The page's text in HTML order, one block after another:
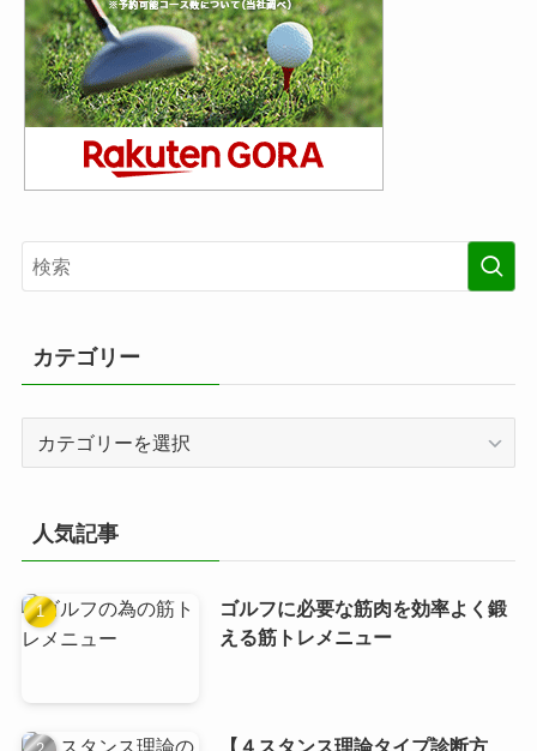
カテゴリー
ー
人気記事
ゴルフに必要な筋肉を効率よく鍛
える筋トレメニュー